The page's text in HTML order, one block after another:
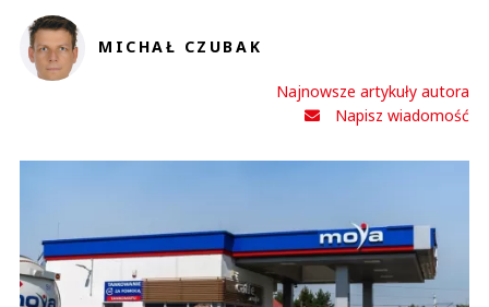
MICHAŁ CZUBAK
Najnowsze artykuły autora
Napisz wiadomość